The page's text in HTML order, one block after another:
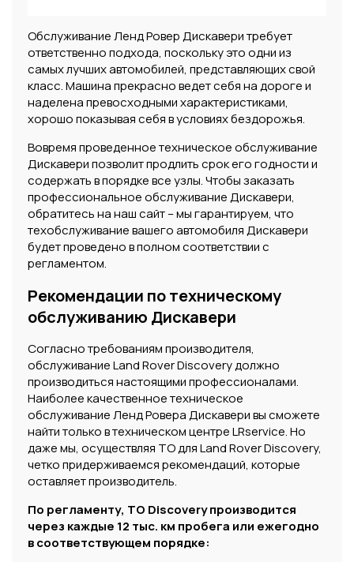
Обслуживание Ленд Ровер Дискавери требует
ответственно подхода, поскольку это одни из
самых лучших автомобилей, представляющих свой
класс. Машина прекрасно ведет себя на дороге и
наделена превосходными характеристиками,
хорошо показывая себя в условиях бездорожья.
Вовремя проведенное техническое обслуживание
Дискавери позволит продлить срок его годности и
содержать в порядке все узлы. Чтобы заказать
профессиональное обслуживание Дискавери,
обратитесь на наш сайт – мы гарантируем, что
техобслуживание вашего автомобиля Дискавери
будет проведено в полном соответствии с
регламентом.
Рекомендации по техническому
обслуживанию Дискавери
Согласно требованиям производителя,
обслуживание Land Rover Discovery должно
производиться настоящими профессионалами.
Наиболее качественное техническое
обслуживание Ленд Ровера Дискавери вы сможете
найти только в техническом центре LRservice. Но
даже мы, осуществляя ТО для Land Rover Discovery,
четко придерживаемся рекомендаций, которые
оставляет производитель.
По регламенту, ТО Discovery производится
через каждые 12 тыс. км пробега или ежегодно
в соответствующем порядке: